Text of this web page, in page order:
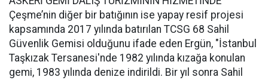
Çeşme’nin diğer bir batığının ise yapay resif projesi
kapsamında 2017 yılında batırılan TCSG 68 Sahil
Güvenlik Gemisi olduğunu ifade eden Ergün, "İstanbul
Taşkızak Tersanesi'nde 1982 yılında kızağa konulan
gemi, 1983 yılında denize indirildi. Bir yıl sonra Sahil